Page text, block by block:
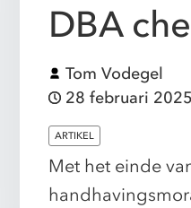
DBA
Tom Vodegel
28 februari 2025
ARTIKEL
Met het einde